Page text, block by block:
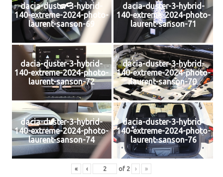
dacia-duster-3-hybrid-
140-extreme-2024-photo-
laurent-sanson-69
dacia-duster-3-hybrid-
140-extreme-2024-photo-
laurent-sanson-71
dacia-duster-3-hybrid-
140-extreme-2024-photo-
laurent-sanson-72
dacia-duster-3-hybrid-
140-extreme-2024-photo-
laurent-sanson-70
dacia-duster-3-hybrid-
140-extreme-2024-photo-
laurent-sanson-74
dacia-duster-3-hybrid-
140-extreme-2024-photo-
laurent-sanson-76
« ‹ of 2 › »